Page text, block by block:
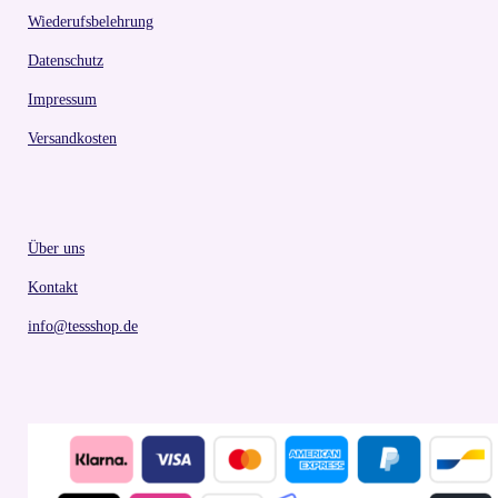
Wiederufsbelehrung
Datenschutz
Impressum
Versandkosten
Über uns
Kontakt
info@tessshop.de